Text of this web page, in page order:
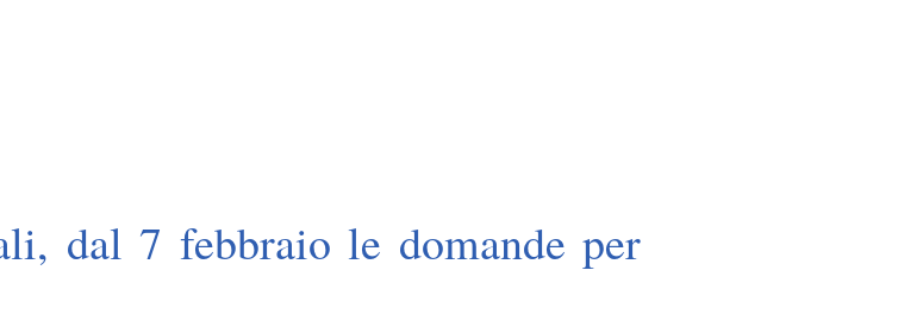
dal 7 febbraio le domande per